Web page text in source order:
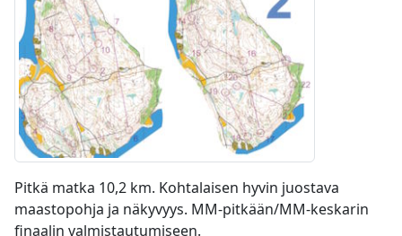
Pitkä matka 10,2 km. Kohtalaisen hyvin juostava
maastopohja ja näkyvyys. MM-pitkään/MM-keskarin
finaalin valmistautumiseen.